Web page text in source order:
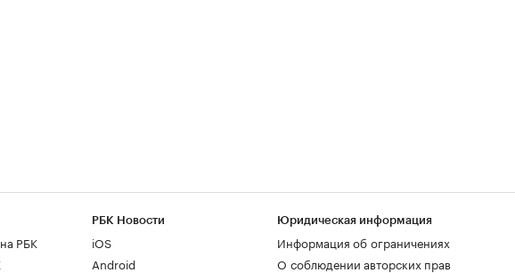
РБК
РБК Новости
iOS
Android
Юридическая информация
Информация об ограничениях
О соблюдении авторских прав